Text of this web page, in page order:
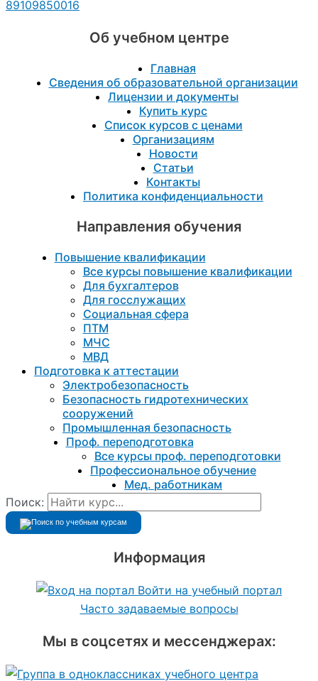
89109850016
Об учебном центре
Главная
Сведения об образовательной организации
Лицензии и документы
Купить курс
Список курсов с ценами
Организациям
Новости
Статьи
Контакты
Политика конфиденциальности
Направления обучения
Повышение квалификации
Все курсы повышение квалификации
Для бухгалтеров
Для госслужащих
Социальная сфера
ПТМ
МЧС
МВД
Подготовка к aттестации
Электробезопасность
Безопасность гидротехнических
сооружений
Промышленная безопасность
Проф. переподготовка
Все курсы проф. переподготовки
Профессиональное обучение
Мед. работникам
Поиск:
Информация
Войти на учебный портал
Часто задаваемые вопросы
Мы в соцсетях и мессенджерах: